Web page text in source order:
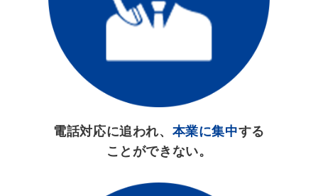
電話対応に追われ、 本業に集中する
ことができない。